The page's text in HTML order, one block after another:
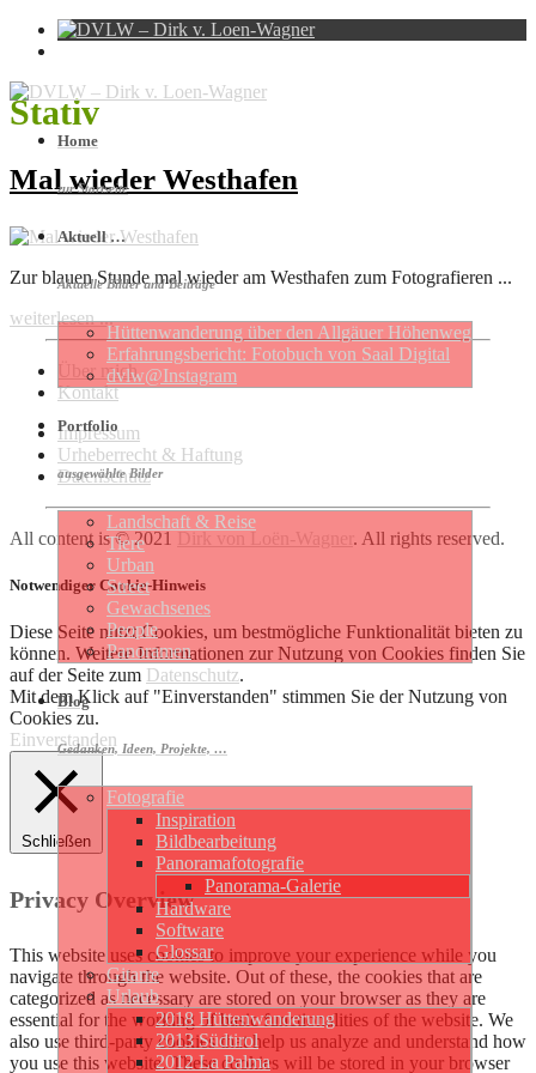
Home
zur Startseite
Aktuell …
Aktuelle Bilder und Beiträge
Hütten­wan­de­rung über den Allgäuer Höhen­weg
Erfahrungs­be­richt: Foto­buch von Saal Digital
dvlw@Instagram
Portfolio
ausgewählte Bilder
Landschaft & Reise
Tiere
Urban
Street
Gewachsenes
People
Panoramen
Blog
Gedanken, Ideen, Projekte, …
Fotografie
Inspiration
Bildbearbeitung
Panoramafotografie
Panorama-Galerie
Hardware
Software
Glossar
Gitarre
Urlaub
2018 Hüttenwanderung
2013 Südtirol
2012 La Palma
Stativ
Mal wieder Westhafen
Zur blauen Stunde mal wieder am Westhafen zum Fotografieren ...
weiterlesen ...
Über mich
Kontakt
Impressum
Urheberrecht & Haftung
Datenschutz
All content is © 2021 . All rights reserved.
Notwendiger Cookie-Hinweis
Diese Seite nutzt Cookies, um bestmögliche Funktionalität bieten zu
können. Weitere Informationen zur Nutzung von Cookies finden Sie
auf der Seite zum Datenschutz.
Mit dem Klick auf "Einverstanden" stimmen Sie der Nutzung von
Cookies zu.
Einverstanden
Schließen
Privacy Overview
This website uses cookies to improve your experience while you
navigate through the website. Out of these, the cookies that are
categorized as necessary are stored on your browser as they are
essential for the working of basic functionalities of the website. We
also use third-party cookies that help us analyze and understand how
you use this website. These cookies will be stored in your browser